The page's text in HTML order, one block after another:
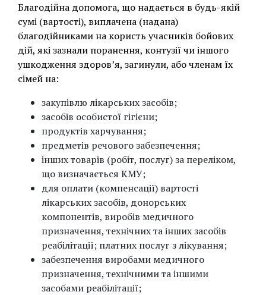
Благодійна допомога, що надається в будь-якій
сумі (вартості), виплачена (надана)
благодійниками на користь учасників бойових
дій, які зазнали поранення, контузії чи іншого
ушкодження здоров’я, загинули, або членам їх
сімей на:
закупівлю лікарських засобів;
засобів особистої гігієни;
продуктів харчування;
предметів речового забезпечення;
інших товарів (робіт, послуг) за переліком,
що визначається КМУ;
для оплати (компенсації) вартості
лікарських засобів, донорських
компонентів, виробів медичного
призначення, технічних та інших засобів
реабілітації; платних послуг з лікування;
забезпечення виробами медичного
призначення, технічними та іншими
засобами реабілітації;